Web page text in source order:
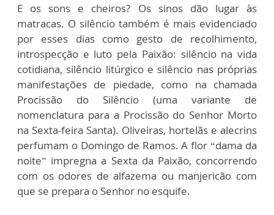
E os sons e cheiros? Os sinos dão lugar às
matracas. O silêncio também é mais evidenciado
por esses dias como gesto de recolhimento,
introspecção e luto pela Paixão: silêncio na vida
cotidiana, silêncio litúrgico e silêncio nas próprias
manifestações de piedade, como na chamada
Procissão do Silêncio (uma variante de
nomenclatura para a Procissão do Senhor Morto
na Sexta-feira Santa). Oliveiras, hortelãs e alecrins
perfumam o Domingo de Ramos. A flor “dama da
noite” impregna a Sexta da Paixão, concorrendo
com os odores de alfazema ou manjericão com
que se prepara o Senhor no esquife.